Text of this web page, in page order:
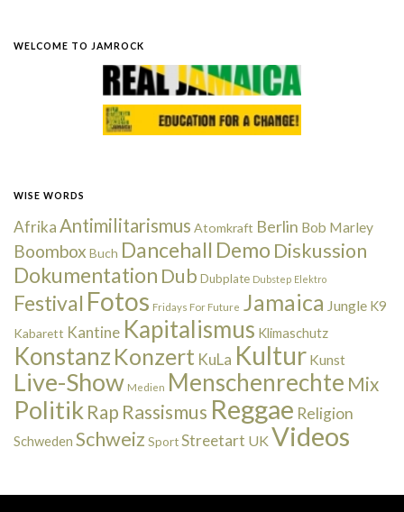
WELCOME TO JAMROCK
WISE WORDS
AfrikaAntimilitarismus Atomkraft Berlin Bob Marley
Boombox Buch Dancehall Demo Diskussion
Dokumentation Dub Dubplate Dubstep Elektro
Festival Fotos Fridays For Future Jamaica Jungle K9
Kabarett Kantine Kapitalismus Klimaschutz
Konstanz Konzert KuLa Kultur Kunst
Live-Show Medien Menschenrechte Mix
Politik Rap Rassismus Reggae Religion
Schweden Schweiz SportStreetart UKVideos